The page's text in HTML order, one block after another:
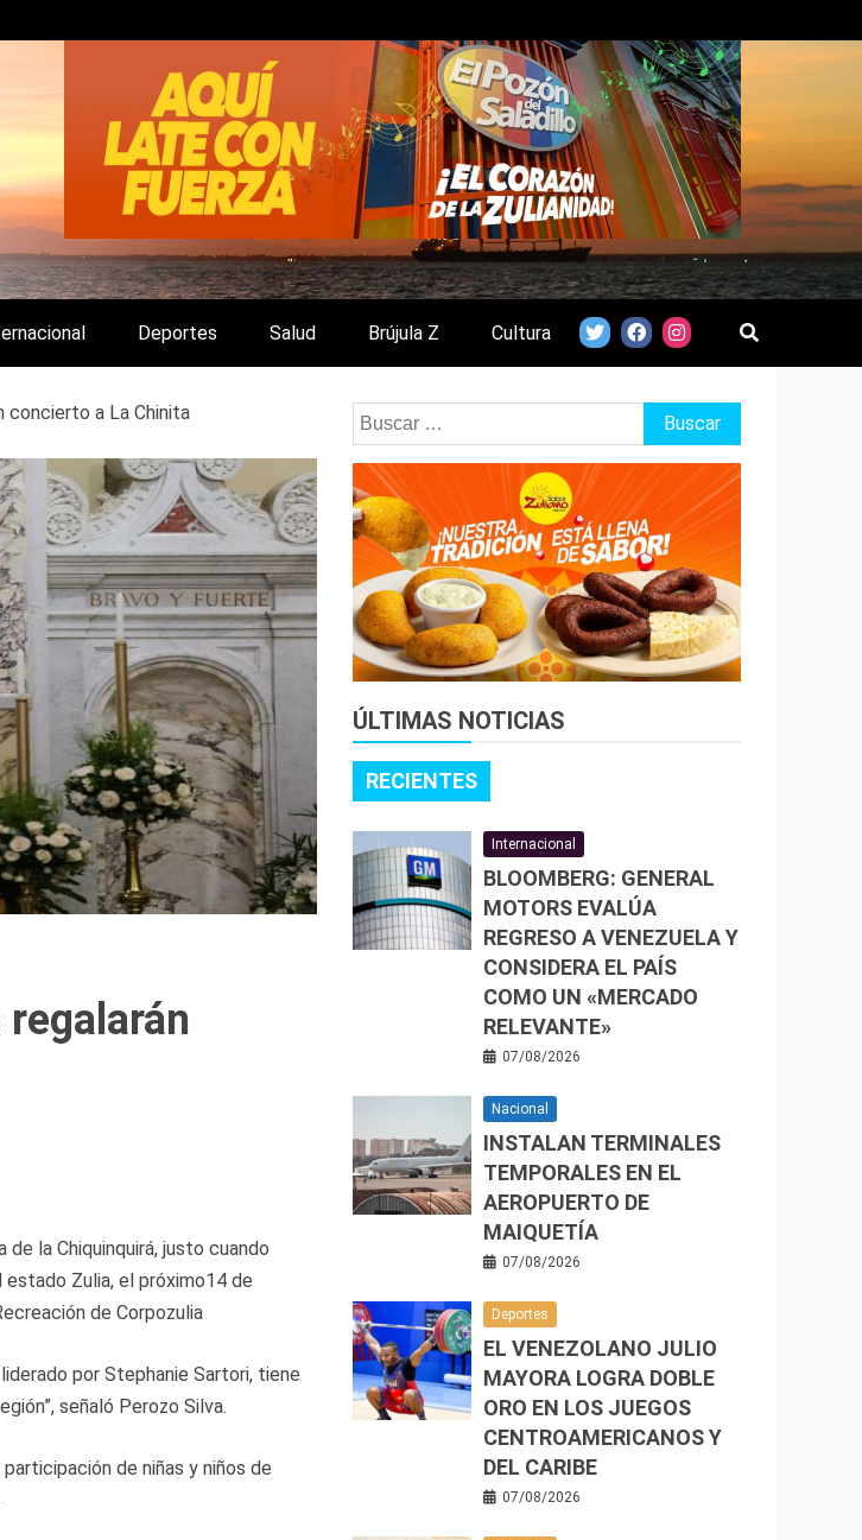
GENERAL.
Deportes Salud Brújula Z Cultura
concierto a La Chinita
la Chiquinquirá, justo cuando
Zulia, el próximo14 de
de Corpozulia
por Stephanie Sartori, tiene
señaló Perozo Silva.
de niñas y niños de
Buscar:
ÚLTIMAS NOTICIAS
RECIENTES
Internacional
BLOOMBERG: GENERAL
MOTORS EVALÚA
REGRESO A VENEZUELA Y
CONSIDERA EL PAÍS
COMO UN «MERCADO
RELEVANTE»
07/08/2026
Nacional
INSTALAN TERMINALES
TEMPORALES EN EL
AEROPUERTO DE
MAIQUETÍA
07/08/2026
Deportes
EL VENEZOLANO JULIO
MAYORA LOGRA DOBLE
ORO EN LOS JUEGOS
CENTROAMERICANOS Y
DEL CARIBE
07/08/2026